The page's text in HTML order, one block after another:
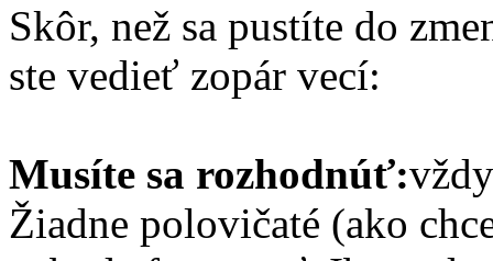
Skôr, než sa pustíte do
ste vedieť zopár vecí:
Musíte sa rozhodnúť:
Žiadne polovičaté (ako